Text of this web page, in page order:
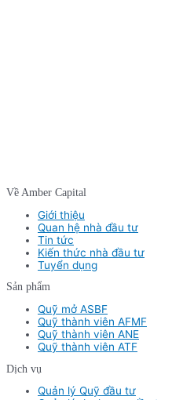
Về Amber Capital
Giới thiệu
Quan hệ nhà đầu tư
Tin tức
Kiến thức nhà đầu tư
Tuyển dụng
Sản phẩm
Quỹ mở ASBF
Quỹ thành viên AFMF
Quỹ thành viên ANE
Quỹ thành viên ATF
Dịch vụ
Quản lý Quỹ đầu tư